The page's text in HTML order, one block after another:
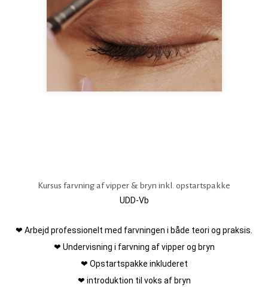
Kursus farvning af vipper & bryn inkl. opstartspakke
UDD-Vb
❤ Arbejd professionelt med farvningen i både teori og praksis.
❤ Undervisning i farvning af vipper og bryn
❤ Opstartspakke inkluderet
❤ introduktion til voks af bryn